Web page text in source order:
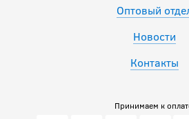
Оптовый
Новости
Контакты
Принимаем к